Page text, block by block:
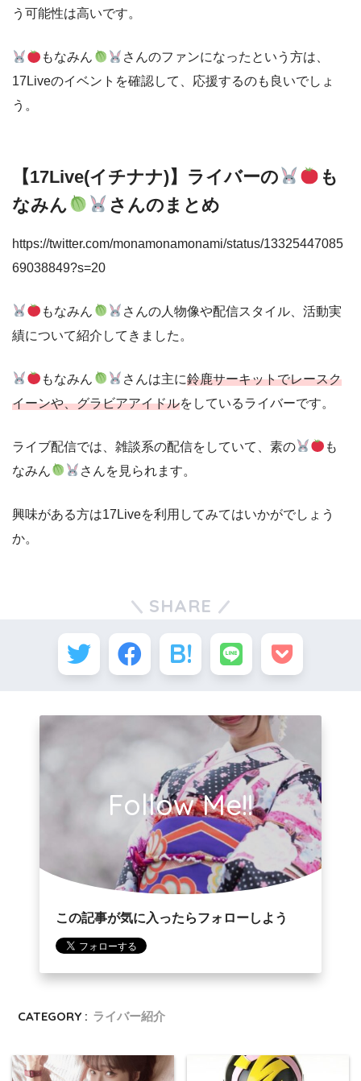
う可能性は高いです。
もなみん
さんのファンになったという方は、
17Liveのイベントを確認して、応援するのも良いでしょ
う。
【17Live(イチナナ)】ライバーの
も
なみん
さんのまとめ
https://twitter.com/monamonamonami/status/13325447085
69038849?s=20
もなみん
さんの人物像や配信スタイル、活動実
績について紹介してきました。
もなみん さんは主に鈴鹿サーキットでレースク
イーンや、グラビアアイドルをしているライバーです。
ライブ配信では、雑談系の配信をしていて、素の
も
なみん
さんを見られます。
興味がある方は17Liveを利用してみてはいかがでしょう
か。
SHARE
Follow Me!!
この記事が気に入ったらフォローしよう
CATEGORY : ライバー紹介